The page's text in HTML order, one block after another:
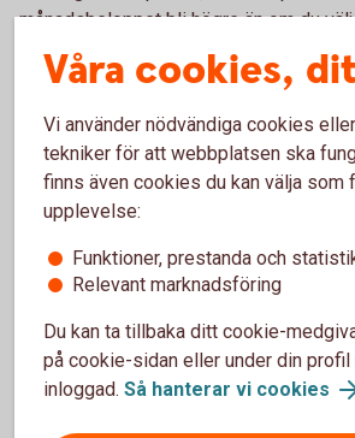
månadsbeloppet bli högre än om du
Men när de åren har gått är
livsvarigt uttag blir
Har du jobbat hos flera olika
till tjänstepension kommer dina
från flera olika håll.
Eget sparande
De flesta som har arbetat heltid ett helt
med omkring 70-75 procent av sin
ha högre pension eller kunna vara
Våra cookies,
Vi använder nödvändiga cookies
tekniker för att webbplatsen ska
finns även cookies du kan välja som
upplevelse:
Funktioner, prestanda och
Relevant marknadsföring
Du kan ta tillbaka ditt cookie-
på cookie-sidan eller under din profil
inloggad. Så hanterar vi cookies